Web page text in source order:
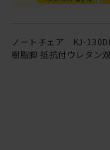
ノートチェア KJ-
樹脂脚 抵抗付ウレタン